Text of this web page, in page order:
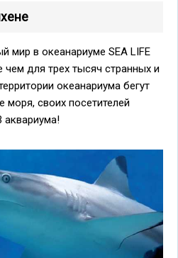
мир в океанариуме SEA LIFE
для трех тысяч странных и
океанариума бегут
моря, своих посетителей